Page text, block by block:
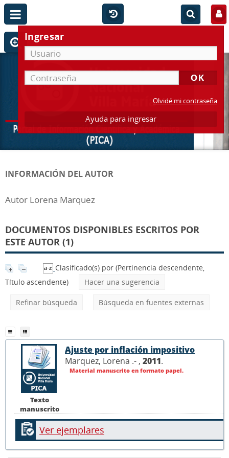
Ingresar
Olvidé mi contraseña
Ayuda para ingresar
INFORMACIÓN DEL AUTOR
Autor Lorena Marquez
DOCUMENTOS DISPONIBLES ESCRITOS POR
ESTE AUTOR (1)
Clasificado(s) por (Pertinencia descendente,
Título ascendente)
Hacer una sugerencia
Refinar búsqueda Búsqueda en fuentes externas
Texto
manuscrito
Ajuste por inflación impositivo
Marquez, Lorena .- , 2011.
Material manuscrito en formato papel.
Ver ejemplares